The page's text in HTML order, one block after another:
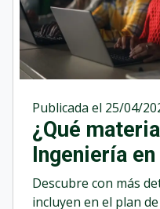
Publicada el 25/04/
¿Qué
Ingeniería
Descubre con más
incluyen en el plan